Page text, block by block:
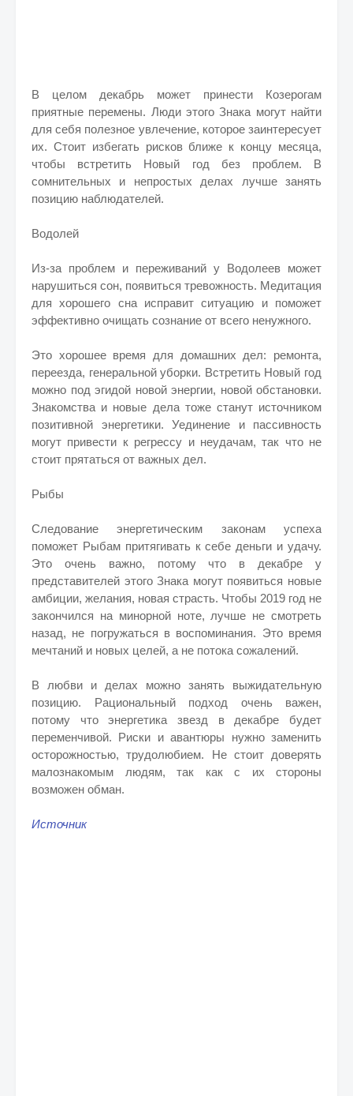
В целом декабрь может принести Козерогам
приятные перемены. Люди этого Знака могут найти
для себя полезное увлечение, которое заинтересует
их. Стоит избегать рисков ближе к концу месяца,
чтобы встретить Новый год без проблем. В
сомнительных и непростых делах лучше занять
позицию наблюдателей.
Водолей
Из-за проблем и переживаний у Водолеев может
нарушиться сон, появиться тревожность. Медитация
для хорошего сна исправит ситуацию и поможет
эффективно очищать сознание от всего ненужного.
Это хорошее время для домашних дел: ремонта,
переезда, генеральной уборки. Встретить Новый год
можно под эгидой новой энергии, новой обстановки.
Знакомства и новые дела тоже станут источником
позитивной энергетики. Уединение и пассивность
могут привести к регрессу и неудачам, так что не
стоит прятаться от важных дел.
Рыбы
Следование энергетическим законам успеха
поможет Рыбам притягивать к себе деньги и удачу.
Это очень важно, потому что в декабре у
представителей этого Знака могут появиться новые
амбиции, желания, новая страсть. Чтобы 2019 год не
закончился на минорной ноте, лучше не смотреть
назад, не погружаться в воспоминания. Это время
мечтаний и новых целей, а не потока сожалений.
В любви и делах можно занять выжидательную
позицию. Рациональный подход очень важен,
потому что энергетика звезд в декабре будет
переменчивой. Риски и авантюры нужно заменить
осторожностью, трудолюбием. Не стоит доверять
малознакомым людям, так как с их стороны
возможен обман.
Источник